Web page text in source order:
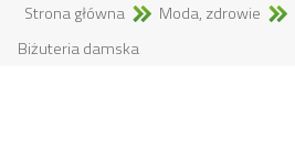
Strona główna Moda, zdrowie
Biżuteria damska